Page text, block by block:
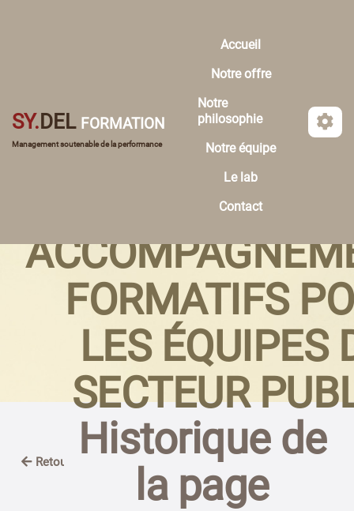
SY. DEL FORMATION
Management soutenable de la performance
Accueil
Notre offre
Notre
philosophie
Notre équipe
Le lab
Contact
FORMATIFS
LES ÉQUIPES
SECTEUR
Retour
Historique de
la page